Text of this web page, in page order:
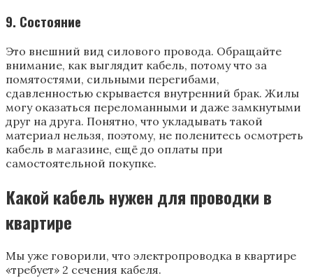
9. Состояние
Это внешний вид силового провода. Обращайте
внимание, как выглядит кабель, потому что за
помятостями, сильными перегибами,
сдавленностью скрывается внутренний брак. Жилы
могу оказаться переломанными и даже замкнутыми
друг на друга. Понятно, что укладывать такой
материал нельзя, поэтому, не поленитесь осмотреть
кабель в магазине, ещё до оплаты при
самостоятельной покупке.
Какой кабель нужен для проводки в
квартире
Мы уже говорили, что электропроводка в квартире
«требует» 2 сечения кабеля.